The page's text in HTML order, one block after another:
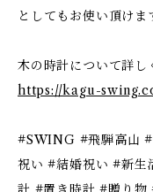
としてもお使い頂けま
木の時計について詳し
https://kagu-
#SWING #飛騨高山
祝い #結婚祝い #新生